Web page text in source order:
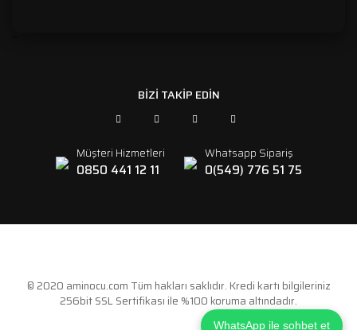
WhatsApp ile sohbet et
BİZİ TAKİP EDİN
Müşteri Hizmetleri
0850 441 12 11
Whatsapp Sipariş
0(549) 776 51 75
© 2020 aminocu.com Tüm hakları saklıdır. Kredi kartı bilgileriniz
256bit SSL Sertifikası ile %100 koruma altındadır.